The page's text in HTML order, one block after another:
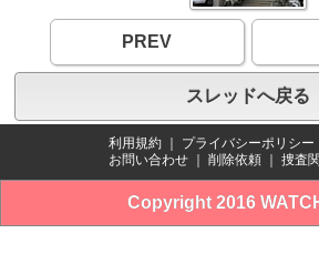
PREV
スレッドへ戻る
利用規約 プライバシーポリシー
お問い合わせ
削除依頼 捜査
Copyright 2016